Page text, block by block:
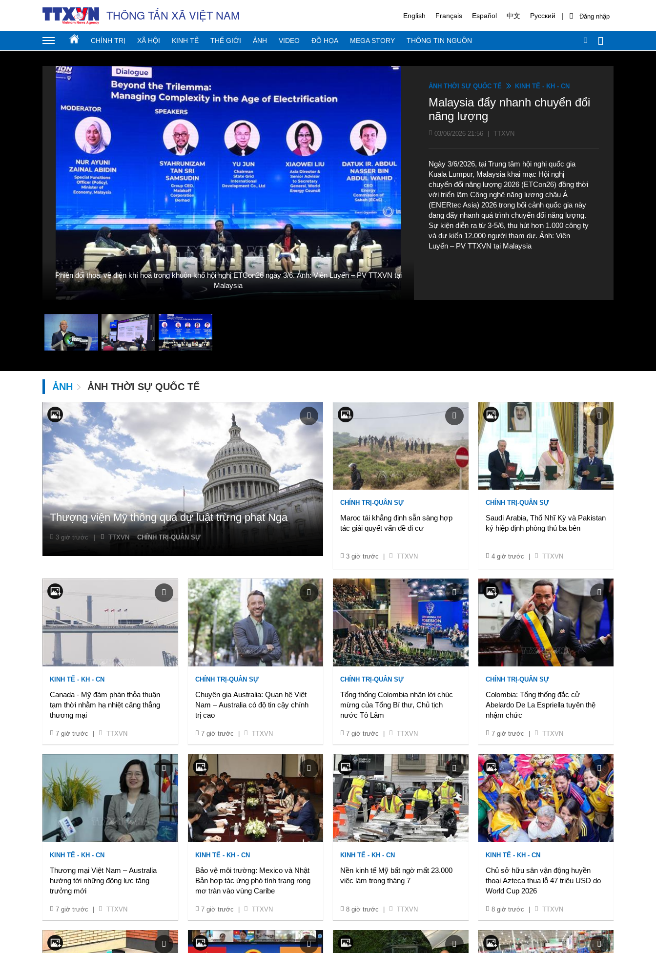
THÔNG TẤN XÃ VIỆT NAM English Français Español 中文 Русский |
CHÍNH TRỊ XÃ HỘI KINH TẾ THẾ GIỚI ẢNH VIDEO ĐỒ HỌA MEGA STORY THÔNG TIN NGUỒN
Phiên đối thoại về điện khí hoá trong khuôn khổ hội nghị ETCon26 ngày 3/6. Ảnh: Viên Luyến – PV TTXVN tại
Malaysia
ẢNH THỜI SỰ QUỐC TẾ KINH TẾ - KH - CN
Malaysia đẩy nhanh chuyển đổi
năng lượng
03/06/2026 21:56 TTXVN
Ngày 3/6/2026, tại Trung tâm hội nghị quốc gia
Kuala Lumpur, Malaysia khai mạc Hội nghị
chuyển đổi năng lượng 2026 (ETCon26) đồng thời
với triển lãm Công nghệ năng lượng châu Á
(ENERtec Asia) 2026 trong bối cảnh quốc gia này
đang đẩy nhanh quá trình chuyển đổi năng lượng.
Sự kiện diễn ra từ 3-5/6, thu hút hơn 1.000 công ty
và dự kiến 12.000 người tham dự. Ảnh: Viên
Luyến – PV TTXVN tại Malaysia
ẢNH ẢNH THỜI SỰ QUỐC TẾ
Thượng viện Mỹ thông qua dự luật trừng phạt Nga
3 giờ trước TTXVN CHÍNH TRỊ-QUÂN SỰ
CHÍNH TRỊ-QUÂN SỰ
Maroc tái khẳng định sẵn sàng hợp
tác giải quyết vấn đề di cư
3 giờ trước TTXVN
CHÍNH TRỊ-QUÂN SỰ
Saudi Arabia, Thổ Nhĩ Kỳ và Pakistan
ký hiệp định phòng thủ ba bên
4 giờ trước TTXVN
KINH TẾ - KH - CN
Canada - Mỹ đàm phán thỏa thuận
tạm thời nhằm hạ nhiệt căng thẳng
thương mại
7 giờ trước TTXVN
CHÍNH TRỊ-QUÂN SỰ
Chuyên gia Australia: Quan hệ Việt
Nam – Australia có độ tin cậy chính
trị cao
7 giờ trước TTXVN
CHÍNH TRỊ-QUÂN SỰ
Tổng thống Colombia nhận lời chúc
mừng của Tổng Bí thư, Chủ tịch
nước Tô Lâm
7 giờ trước TTXVN
CHÍNH TRỊ-QUÂN SỰ
Colombia: Tổng thống đắc cử
Abelardo De La Espriella tuyên thệ
nhậm chức
7 giờ trước TTXVN
KINH TẾ - KH - CN
Thương mại Việt Nam – Australia
hướng tới những động lực tăng
trưởng mới
7 giờ trước TTXVN
KINH TẾ - KH - CN
Bảo vệ môi trường: Mexico và Nhật
Bản hợp tác ứng phó tình trạng rong
mơ tràn vào vùng Caribe
7 giờ trước TTXVN
KINH TẾ - KH - CN
Nền kinh tế Mỹ bất ngờ mất 23.000
việc làm trong tháng 7
8 giờ trước TTXVN
KINH TẾ - KH - CN
Chủ sở hữu sân vận động huyền
thoại Azteca thua lỗ 47 triệu USD do
World Cup 2026
8 giờ trước TTXVN